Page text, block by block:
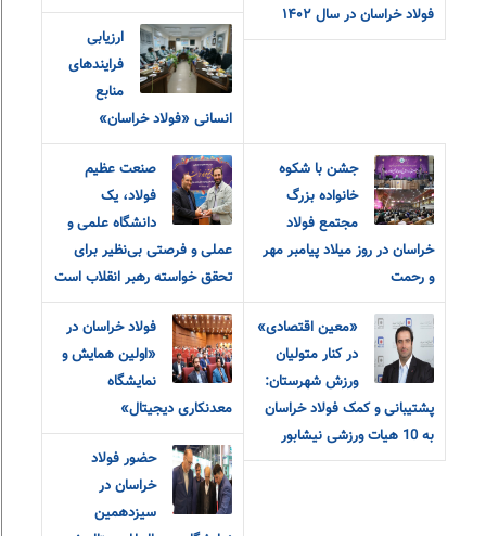
فولاد خراسان در سال ۱۴۰۲
ارزیابی
فرایندهای
منابع
انسانی «فولاد خراسان»
جشن با شکوه
خانواده بزرگ
مجتمع فولاد
خراسان در روز میلاد پیامبر مهر
و رحمت
صنعت عظیم
فولاد، یک
دانشگاه علمی و
عملی و فرصتی بی‌نظیر برای
تحقق خواسته رهبر انقلاب است
«معین اقتصادی»
در کنار متولیان
ورزش شهرستان:
پشتیبانی و کمک فولاد خراسان
به 10 هیات ورزشی نیشابور
فولاد خراسان در
«اولین همایش و
نمایشگاه
معدنکاری دیجیتال»
حضور فولاد
خراسان در
سیزدهمین